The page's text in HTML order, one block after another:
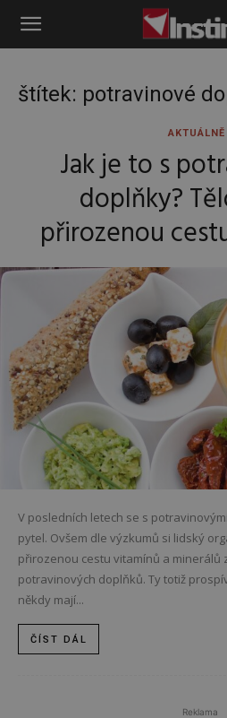
Instinkt
štítek: potravinové
AKTUÁLNĚ
Jak je to s
doplňky?
přirozenou
V posledních letech se s
pytel. Ovšem dle výzkumů si lidský
přirozenou cestu vitamínů a minerálů
potravinových doplňků. Ty totiž
někdy mají...
ČÍST DÁL
Reklama